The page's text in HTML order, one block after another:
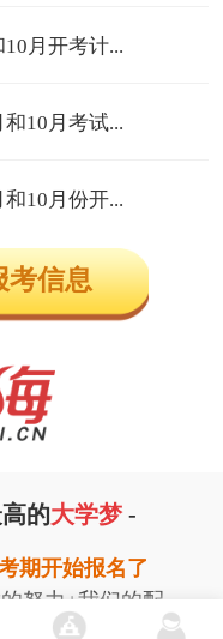
月开考计...
10月考试...
10月份开...
考信息
的大学梦 -
期开始报名了
努力+我们的配
能 通过考试